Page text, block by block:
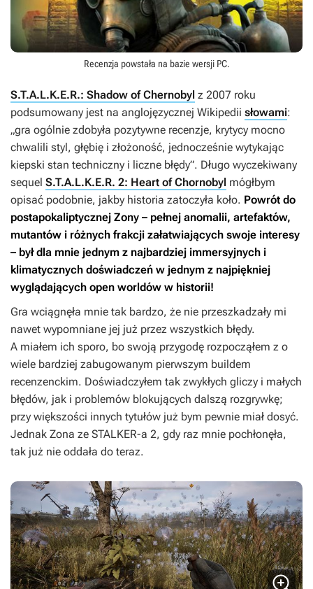
Recenzja powstała na bazie wersji PC.
S.T.A.L.K.E.R.: Shadow of Chernobyl z 2007 roku
podsumowany jest na anglojęzycznej Wikipedii słowami:
„gra ogólnie zdobyła pozytywne recenzje, krytycy mocno
chwalili styl, głębię i złożoność, jednocześnie wytykając
kiepski stan techniczny i liczne błędy”. Długo wyczekiwany
sequel S.T.A.L.K.E.R. 2: Heart of Chornobyl mógłbym
opisać podobnie, jakby historia zatoczyła koło. Powrót do
postapokaliptycznej Zony – pełnej anomalii, artefaktów,
mutantów i różnych frakcji załatwiających swoje interesy
– był dla mnie jednym z najbardziej immersyjnych i
klimatycznych doświadczeń w jednym z najpiękniej
wyglądających open worldów w historii!
Gra wciągnęła mnie tak bardzo, że nie przeszkadzały mi
nawet wypomniane jej już przez wszystkich błędy.
A miałem ich sporo, bo swoją przygodę rozpocząłem z o
wiele bardziej zabugowanym pierwszym buildem
recenzenckim. Doświadczyłem tak zwykłych gliczy i małych
błędów, jak i problemów blokujących dalszą rozgrywkę;
przy większości innych tytułów już bym pewnie miał dosyć.
Jednak Zona ze STALKER-a 2, gdy raz mnie pochłonęła,
tak już nie oddała do teraz.